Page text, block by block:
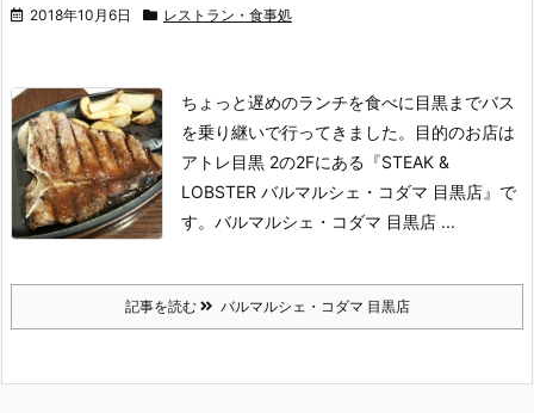
2018年10月6日 レストラン・食事処
ちょっと遅めのランチを食べに目黒までバス
を乗り継いで行ってきました。
目的のお店は
アトレ目黒 2の2Fにある『STEAK &
LOBSTER バルマルシェ・コダマ 目黒店』で
す。 バルマルシェ・コダマ 目黒店 ...
記事を読む バルマルシェ・コダマ 目黒店